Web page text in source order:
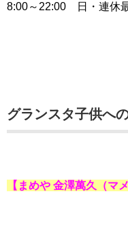
8:00～22:00 日・連休
グランスタ子供へ
【まめや 金澤萬久 （マ